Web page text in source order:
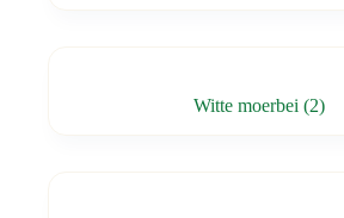
Witte moerbei(2)